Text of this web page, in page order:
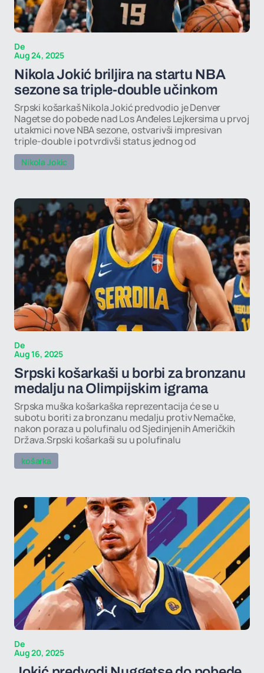
De
Aug 24, 2025
Nikola Jokić briljira na startu NBA
sezone sa triple-double učinkom
Srpski košarkaš Nikola Jokić predvodio je Denver
Nagetse do pobede nad Los Anđeles Lejkersima u prvoj
utakmici nove NBA sezone, ostvarivši impresivan
triple-double i potvrdivši status jednog od
Nikola Jokic
De
Aug 16, 2025
Srpski košarkaši u borbi za bronzanu
medalju na Olimpijskim igrama
Srpska muška košarkaška reprezentacija će se u
subotu boriti za bronzanu medalju protiv Nemačke,
nakon poraza u polufinalu od Sjedinjenih Američkih
Država.Srpski košarkaši su u polufinalu
košarka
De
Aug 20, 2025